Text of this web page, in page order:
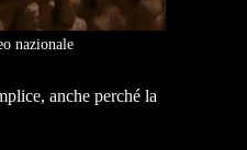
nazionale
anche perché la